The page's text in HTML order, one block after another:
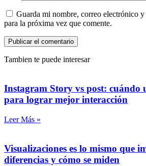
Guarda mi nombre, correo electrónico
para la próxima vez que comente.
Tambien te puede interesar
Instagram Story vs post: cuándo
para lograr mejor interacción
Leer Más »
Visualizaciones es lo mismo que
diferencias y cómo se miden